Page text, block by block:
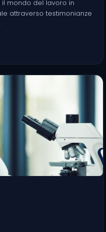
mondo del lavoro in
attraverso testimonianze